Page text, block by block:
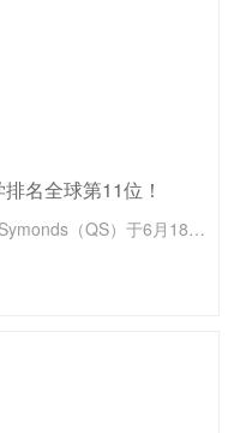
名全球第11位！
国际高等教育研究机构 Quacquarelli Symonds（QS）于6月18日公布“2027年QS世界大学排名”，香港大学（港大）连续第二年荣登全球第11位，稳居世界最顶尖学府行列。港大蝉联此历史佳绩，不仅彰显大学在国际及本地的领先地位，更凭藉学术卓越与全球影响力，继续引领本地高等教育的发展。